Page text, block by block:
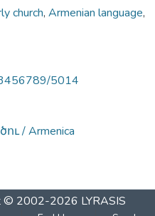
church, Armenian language,
5014
/ Armenica
© 2002-2026 LYRASIS